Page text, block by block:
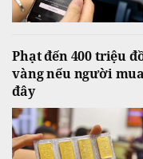
Phạt đến 400 triệu
vàng nếu người
đây